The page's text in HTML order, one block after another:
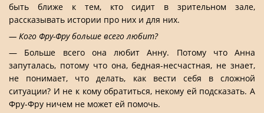
быть ближе к тем, кто сидит в зрительном зале,
рассказывать истории про них и для них.
— Кого Фру-Фру больше всего любит?
— Больше всего она любит Анну. Потому что Анна
запуталась, потому что она, бедная-несчастная, не знает,
не понимает, что делать, как вести себя в сложной
ситуации? И не к кому обратиться, некому ей подсказать. А
Фру-Фру ничем не может ей помочь.